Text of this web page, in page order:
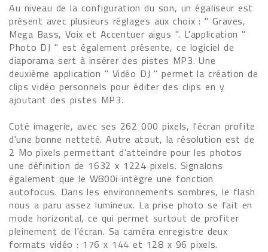
Au niveau de la configuration du son, un égaliseur est
présent avec plusieurs réglages aux choix : " Graves,
Mega Bass, Voix et Accentuer aigus ". L'application "
Photo DJ " est également présente, ce logiciel de
diaporama sert à insérer des pistes MP3. Une
deuxième application " Vidéo DJ " permet la création de
clips vidéo personnels pour éditer des clips en y
ajoutant des pistes MP3.
Coté imagerie, avec ses 262 000 pixels, l'écran profite
d'une bonne netteté. Autre atout, la résolution est de
2 Mo pixels permettant d'atteindre pour les photos
une définition de 1632 x 1224 pixels. Signalons
également que le W800i intègre une fonction
autofocus. Dans les environnements sombres, le flash
nous a paru assez lumineux. La prise photo se fait en
mode horizontal, ce qui permet surtout de profiter
pleinement de l'écran. Sa caméra enregistre deux
formats vidéo : 176 x 144 et 128 x 96 pixels.